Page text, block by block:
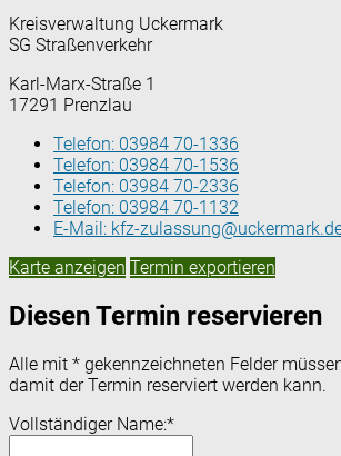
Kreisverwaltung Uckermark
SG Straßenverkehr
Karl-Marx-Straße 1
17291 Prenzlau
Telefon: 03984 70-1336
Telefon: 03984 70-1536
Telefon: 03984 70-2336
Telefon: 03984 70-1132
E-Mail: kfz-
Karte anzeigen Termin exportieren
Diesen Termin reservieren
Alle mit * gekennzeichneten Felder
damit der Termin reserviert werden kann.
Vollständiger Name:*